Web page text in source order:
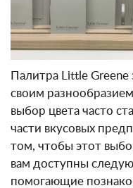
Палитра Little
своим
выбор цвета часто
части вкусовых
том, чтобы этот
вам доступны
помогающие